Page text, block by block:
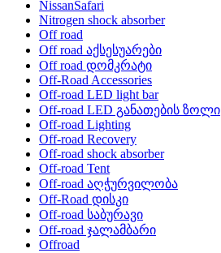
NissanSafari
Nitrogen shock absorber
Off road
Off road აქსესუარები
Off road დომკრატი
Off-Road Accessories
Off-road LED light bar
Off-road LED განათების ზოლი
Off-road Lighting
Off-road Recovery
Off-road shock absorber
Off-road Tent
Off-road აღჭურვილობა
Off-Road დისკი
Off-road საბურავი
Off-road ჯალამბარი
Offroad